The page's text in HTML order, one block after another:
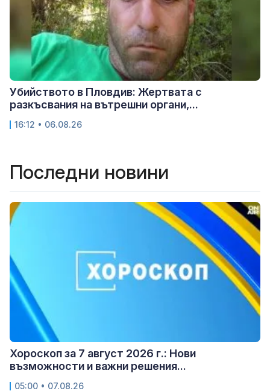
Убийството в Пловдив: Жертвата с
разкъсвания на вътрешни органи,...
16:12 • 06.08.26
Последни новини
Хороскоп за 7 август 2026 г.: Нови
възможности и важни решения...
05:00 • 07.08.26